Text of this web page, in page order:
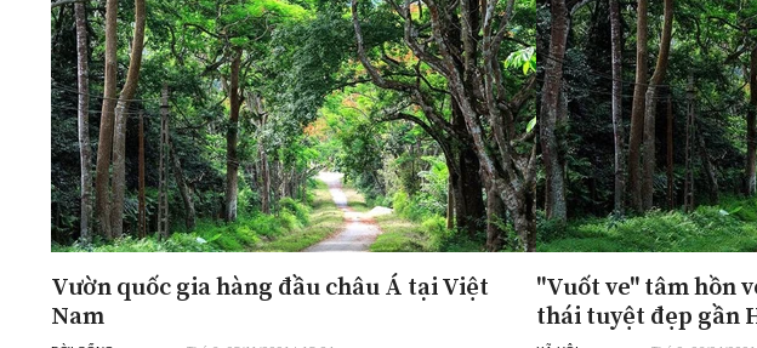
Vườn quốc gia hàng đầu châu Á tại Việt
Nam
"Vuốt ve" tâm hồn
thái tuyệt đẹp gần